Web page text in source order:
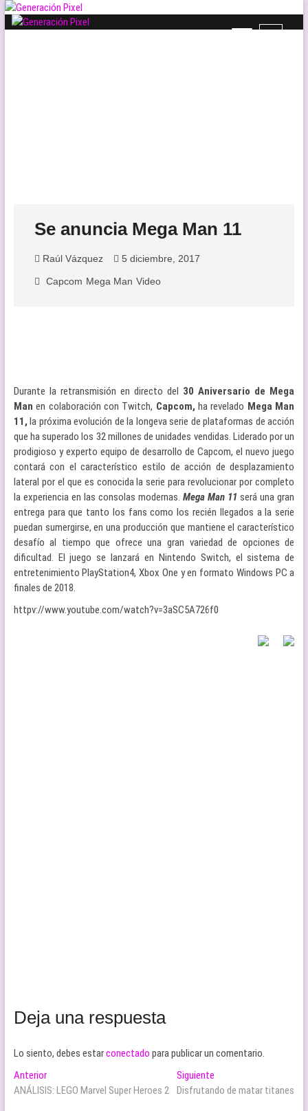
Saltar
B
Se anuncia Mega Man 11
Raúl Vázquez 5 diciembre, 2017
Capcom Mega Man Video
Durante la retransmisión en directo del 30 Aniversario de Mega
Man en colaboración con Twitch, Capcom, ha revelado Mega Man
11,la próxima evolución de la longeva serie de plataformas de acción
que ha superado los 32 millones de unidades vendidas. Liderado por un
prodigioso y experto equipo de desarrollo de Capcom, el nuevo juego
contará con el característico estilo de acción de desplazamiento
lateral por el que es conocida la serie para revolucionar por completo
la experiencia en las consolas modernas.Mega Man 11 será una gran
entrega para que tanto los fans como los recién llegados a la serie
puedan sumergirse, en una producción que mantiene el característico
desafío al tiempo que ofrece una gran variedad de opciones de
dificultad. El juego se lanzará en Nintendo Switch, el sistema de
entretenimiento PlayStation4, Xbox One y en formato Windows PC a
finales de 2018.
httpv://www.youtube.com/watch?v=3aSC5A726f0
Deja una respuesta
Lo siento, debes estarconectado para publicar un comentario.
Navegación
de
AnteriorEntrada
anterior:
ANÁLISIS: LEGO Marvel Super Heroes 2
Siguiente
siguiente:
Disfrutando de matar titanes